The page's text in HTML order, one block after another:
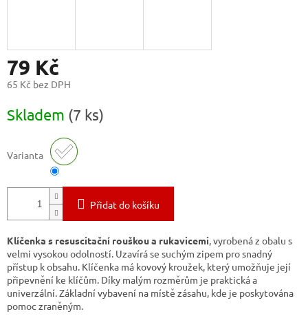
79 Kč
65 Kč bez DPH
cena:
Skladem (7 ks)
Varianta
Přidat do košíku
Klíčenka s resuscitační rouškou a rukavicemi, vyrobená z obalu s
velmi vysokou odolností. Uzavírá se suchým zipem pro snadný
přístup k obsahu. Klíčenka má kovový kroužek, který umožňuje její
připevnění ke klíčům. Díky malým rozměrům je praktická a
univerzální.Základní vybavení na místě zásahu, kde je poskytována
pomoc zraněným.